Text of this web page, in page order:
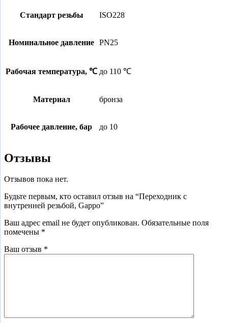
Стандарт резьбы ISO228
Номинальное давление PN25
Рабочая температура, ℃ до 110 ℃
Материал бронза
Рабочее давление, бар до 10
Отзывы
Отзывов пока нет.
Будьте первым, кто оставил отзыв на “Переходник с
внутренней резьбой, Gappo”
Ваш адрес email не будет опубликован. Обязательные поля
помечены *
Ваш отзыв *